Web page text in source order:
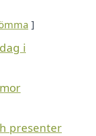
i
presenter